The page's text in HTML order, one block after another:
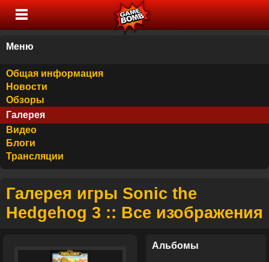
Меню
Общая информация
Новости
Обзоры
Галерея
Видео
Блоги
Трансляции
Галерея игры Sonic the
Hedgehog 3 :: Все изображения
Альбомы